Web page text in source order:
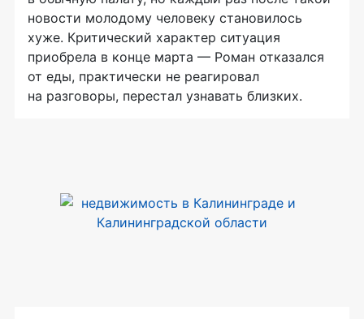
новости молодому человеку становилось
хуже. Критический характер ситуация
приобрела в конце марта — Роман отказался
от еды, практически не реагировал
на разговоры, перестал узнавать близких.